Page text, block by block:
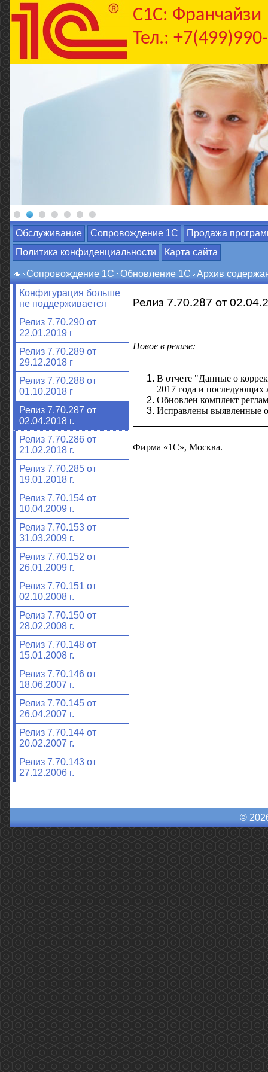
C1С: Франчайзи
Тел.:
Обслуживание Сопровождение 1С
Продажа
Политика конфиденциальности
Карта сайта
Сопровождение 1С Обновление 1С
Архив
Конфигурация больше
не поддерживается
Релиз 7.70.290 от
22.01.2019 г
Релиз 7.70.289 от
29.12.2018 г
Релиз 7.70.288 от
01.10.2018 г
Релиз 7.70.287 от
02.04.2018 г.
Релиз 7.70.286 от
21.02.2018 г.
Релиз 7.70.285 от
19.01.2018 г.
Релиз 7.70.154 от
10.04.2009 г.
Релиз 7.70.153 от
31.03.2009 г.
Релиз 7.70.152 от
26.01.2009 г.
Релиз 7.70.151 от
02.10.2008 г.
Релиз 7.70.150 от
28.02.2008 г.
Релиз 7.70.148 от
15.01.2008 г.
Релиз 7.70.146 от
18.06.2007 г.
Релиз 7.70.145 от
26.04.2007 г.
Релиз 7.70.144 от
20.02.2007 г.
Релиз 7.70.143 от
27.12.2006 г.
Релиз 7.70.287 от
Новое в релизе:
В отчете "Данные о
2017 года и последующих
Обновлен комплект
Исправлены выявленные
Фирма «1С», Москва.
©